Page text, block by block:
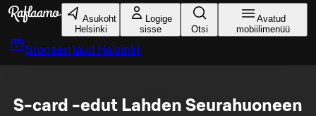
Liigu peamise sisu juurde
Asukoht
Helsinki
Logige
sisse
Otsi
Avatud
mobiilimenüü
Broneeri laud Helsinki
S-card -edut Lahden Seurahuoneen